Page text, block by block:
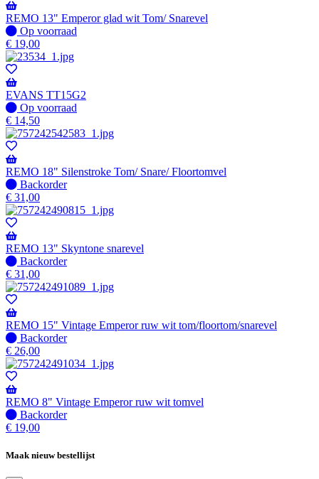
REMO 13" Emperor glad wit Tom/ Snarevel
Op
voorraad
Op voorraad
€ 19,00
EVANS TT15G2
Op
voorraad
Op voorraad
€ 14,50
REMO 18" Silenstroke Tom/ Snare/ Floortomvel
Niet
op
voorraad
-
Wordt
verzonden
wanneer
beschikbaar
Backorder
€ 31,00
REMO 13" Skyntone snarevel
Niet
op
voorraad
-
Wordt
verzonden
wanneer
beschikbaar
Backorder
€ 31,00
REMO 15" Vintage Emperor ruw wit tom/floortom/snarevel
Niet
op
voorraad
-
Wordt
verzonden
wanneer
beschikbaar
Backorder
€ 26,00
REMO 8" Vintage Emperor ruw wit tomvel
Niet
op
-
Backorder
€ 19,00
Maak nieuw bestellijst